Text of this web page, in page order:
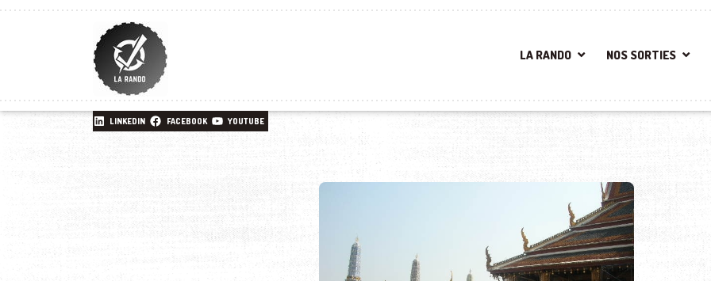
LA RANDO NOS SORTIES
LINKEDIN FACEBOOK YOUTUBE